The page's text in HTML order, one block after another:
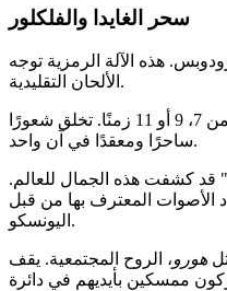
سحر الغايدا والفلكلور
هذه الآلة الرمزية توجه
الألحان التقليدية.
الإيقاعات فريدة، مع مقاييس تتكون من 7، 9 أو 11 زمنًا. تخلق شعورًا
ساحرًا ومعقدًا في آن واحد.
قد كشفت هذه الجمال للعالم.
الأصوات المعترف بها من قبل
اليونسكو.
هورو، الروح المجتمعية. يقف